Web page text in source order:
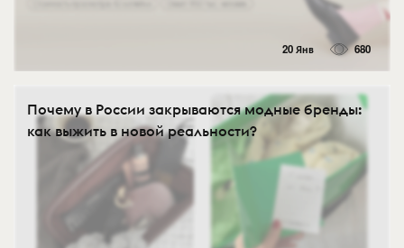
20 Янв 680
Почему в России закрываются модные бренды:
как выжить в новой реальности?